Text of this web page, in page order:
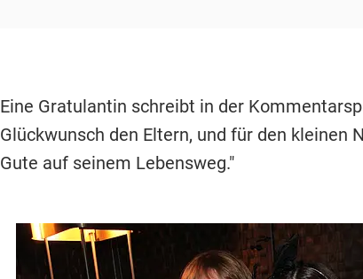
Eine Gratulantin schreibt in der
Glückwunsch den Eltern, und für den kleinen
Gute auf seinem Lebensweg."